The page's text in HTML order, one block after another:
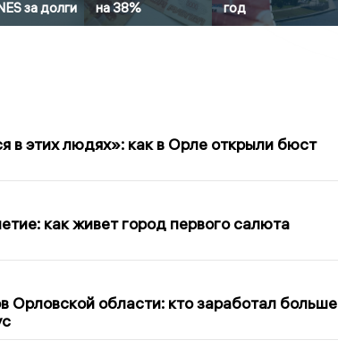
за долги
на 38%
год
этих людях»: как в Орле открыли бюст
как живет город первого салюта
Орловской области: кто заработал больше